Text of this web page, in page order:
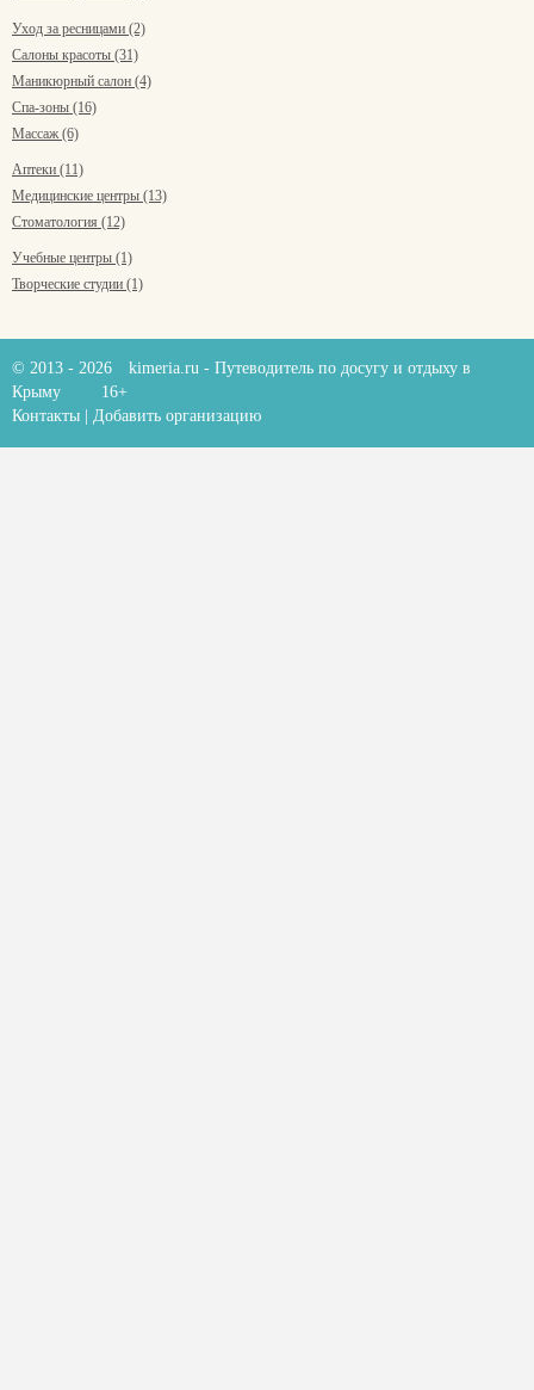
Уход за ресницами (2)
Салоны красоты (31)
Маникюрный салон (4)
Спа-зоны (16)
Массаж (6)
Аптеки (11)
Медицинские центры (13)
Стоматология (12)
Учебные центры (1)
Творческие студии (1)
© 2013 - 2026 kimeria.ru - Путеводитель по досугу и отдыху в
Крыму
16+
Контакты
Добавить организацию